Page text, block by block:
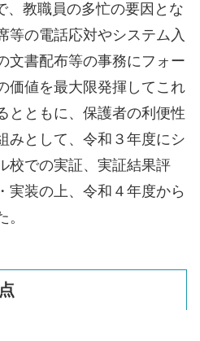
、教職員の多忙の要因とな
等の電話応対やシステム入
文書配布等の事務にフォー
価値を最大限発揮してこれ
とともに、保護者の利便性
みとして、令和３年度にシ
校での実証、実証結果評
実装の上、令和４年度から